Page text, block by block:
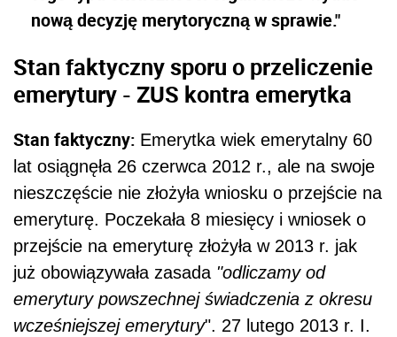
nową decyzję merytoryczną w sprawie."
Stan faktyczny sporu o przeliczenie
emerytury - ZUS kontra emerytka
Stan faktyczny: Emerytka wiek emerytalny 60
lat osiągnęła 26 czerwca 2012 r., ale na swoje
nieszczęście nie złożyła wniosku o przejście na
emeryturę. Poczekała 8 miesięcy i wniosek o
przejście na emeryturę złożyła w 2013 r. jak
już obowiązywała zasada "odliczamy od
emerytury powszechnej świadczenia z okresu
wcześniejszej emerytury". 27 lutego 2013 r. I.